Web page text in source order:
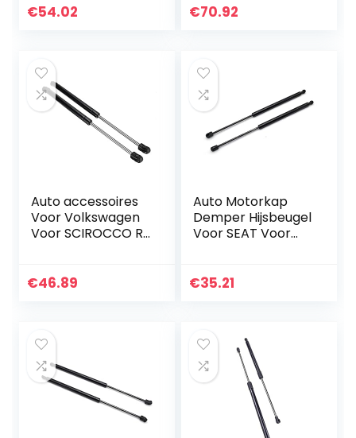
2006 2007 2008 2
€54.02
Navara D40 2004-
€70.92
Auto accessoires
Voor Volkswagen
Voor SCIROCCO R
Kleppendeksel
€46.89
Auto Motorkap
Demper Hijsbeugel
Voor SEAT Voor
2018 2019 Laars
€35.21